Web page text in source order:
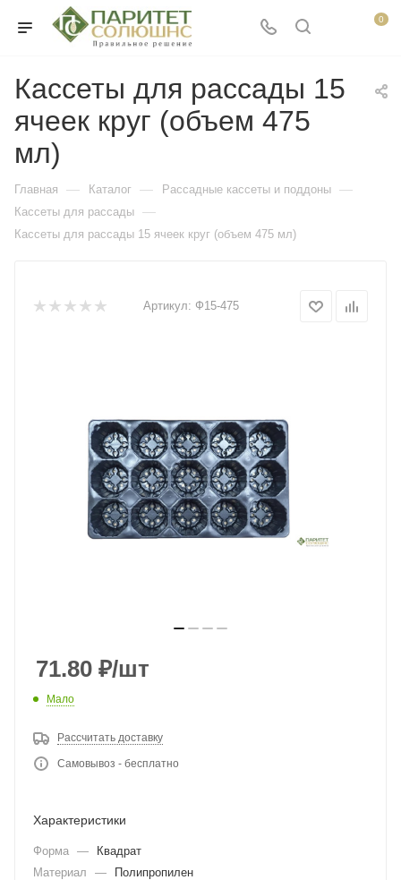
0
Кассеты для рассады 15
ячеек круг (объем 475
мл)
Главная — Каталог — Рассадные кассеты и поддоны —
Кассеты для рассады —
Кассеты для рассады 15 ячеек круг (объем 475 мл)
Артикул: Ф15-475
71.80 ₽/шт
Мало
Рассчитать доставку
Самовывоз - бесплатно
Характеристики
Форма —
Квадрат
Материал
—
Полипропилен